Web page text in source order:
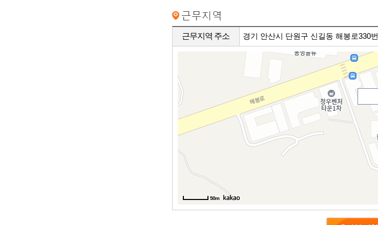
근무지역 주소 경기 안산시 단원구 신길동 해봉로330
50m
50m